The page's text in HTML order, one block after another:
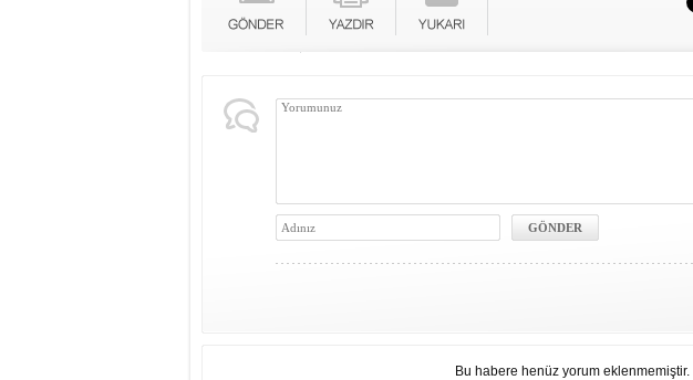
Bu habere henüz yorum eklenmemiştir.